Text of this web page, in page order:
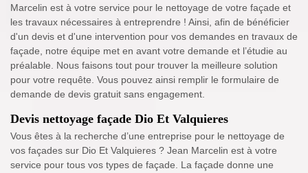
Marcelin est à votre service pour le nettoyage de votre façade et
les travaux nécessaires à entreprendre ! Ainsi, afin de bénéficier
d'un devis et d'une intervention pour vos demandes en travaux de
façade, notre équipe met en avant votre demande et l’étudie au
préalable. Nous faisons tout pour trouver la meilleure solution
pour votre requête. Vous pouvez ainsi remplir le formulaire de
demande de devis gratuit sans engagement.
Devis nettoyage façade Dio Et Valquieres
Vous êtes à la recherche d’une entreprise pour le nettoyage de
vos façades sur Dio Et Valquieres ? Jean Marcelin est à votre
service pour tous vos types de façade. La façade donne une